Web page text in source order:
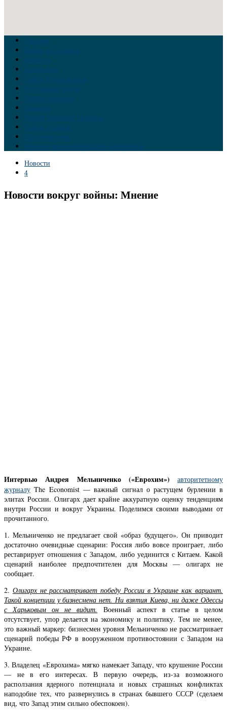
Главная
Война на Украине
Новости
Аналитика
Тайны Геополитики
Российские элиты
Теория заговора
Украина
Новый Мировой Порядок
Тайны истории
Обратная связь
Правила комментирования материалов
Новости
4
Новости вокруг войны: Мнение
Интервью Андрея Мельниченко («Еврохим»)
авторитетному
журналу The Economist — важный сигнал о растущем бурлении в
элитах России. Олигарх дает крайне аккуратную оценку тенденциям
внутри России и вокруг Украины. Поделимся своими выводами от
прочитанного.
1. Мельниченко не предлагает свой «образ будущего». Он приводит
достаточно очевидные сценарии: Россия либо вовсе проиграет, либо
реставрирует отношения с Западом, либо уединится с Китаем. Какой
сценарий наиболее предпочтителен для Москвы — олигарх не
сообщает.
2. Олигарх не рассматривает победу России в Украине как вариант.
Такой концепции у бизнесмена нет. Ни взятия Киева, ни даже Одессы
с Харьковым он не видит.
Военный аспект в статье в целом
отсутствует, упор делается на экономику и политику. Тем не менее,
это важный маркер: бизнесмен уровня Мельниченко не рассматривает
сценарий победы РФ в вооруженном противостоянии с Западом на
Украине.
3. Владелец «Еврохима» мягко намекает Западу, что крушение России
— не в его интересах. В первую очередь, из-за возможного
расползания ядерного потенциала и новых страшных конфликтах
наподобие тех, что развернулись в странах бывшего СССР (сделаем
вид, что Запад этим сильно обеспокоен).